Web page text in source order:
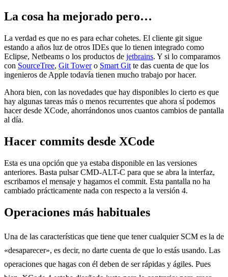
La cosa ha mejorado pero…
La verdad es que no es para echar cohetes. El cliente git sigue
estando a años luz de otros IDEs que lo tienen integrado como
Eclipse, Netbeams o los productos de jetbrains. Y si lo comparamos
con SourceTree, Git Towero Smart Git te das cuenta de que los
ingenieros de Apple todavía tienen mucho trabajo por hacer.
Ahora bien, con las novedades que hay disponibles lo cierto es que
hay algunas tareas más o menos recurrentes que ahora sí podemos
hacer desde XCode, ahorrándonos unos cuantos cambios de pantalla
al día.
Hacer commits desde XCode
Esta es una opción que ya estaba disponible en las versiones
anteriores. Basta pulsar CMD-ALT-C para que se abra la interfaz,
escribamos el mensaje y hagamos el commit. Esta pantalla no ha
cambiado prácticamente nada con respecto a la versión 4.
Operaciones más habituales
Una de las características que tiene que tener cualquier SCM es la de
«desaparecer», es decir, no darte cuenta de que lo estás usando. Las
operaciones que hagas con él deben de ser rápidas y ágiles. Pues